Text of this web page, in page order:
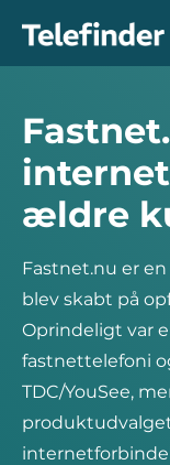
ældre
Fastnet.nu er
blev skabt på
Oprindeligt var
fastnettelefoni
TDC/YouSee,